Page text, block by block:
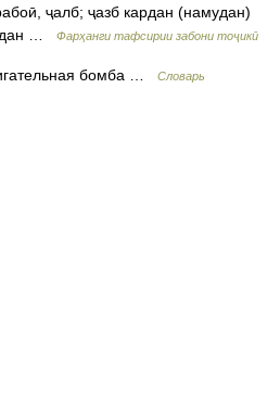
ҷалб; ҷазб кардан (намудан)
…
Фарҳанги тафсирии забони тоҷикӣ
бомба …
Словарь